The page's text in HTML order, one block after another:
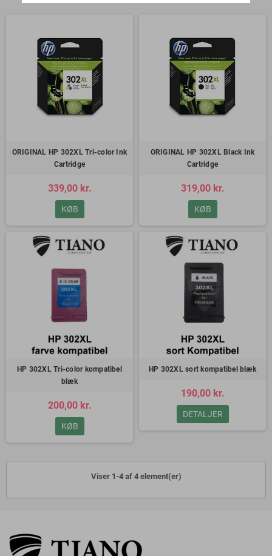
ORIGINAL HP 302XL Tri-color Ink
Cartridge
339,00 kr.
KØB
ORIGINAL HP 302XL Black Ink
Cartridge
319,00 kr.
KØB
HP 302XL Tri-color kompatibel
blæk
200,00 kr.
KØB
HP 302XL sort kompatibel blæk
190,00 kr.
DETALJER
Viser 1-4 af 4 element(er)